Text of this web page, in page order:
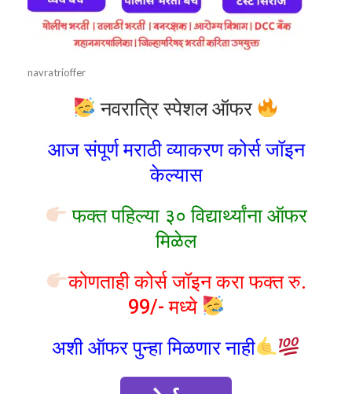
navratrioffer
नवरात्रि स्पेशल ऑफर
आज संपूर्ण मराठी व्याकरण कोर्स जॉइन
केल्यास
फक्त पहिल्या ३० विद्यार्थ्यांना ऑफर
मिळेल
कोणताही कोर्स जॉइन करा फक्त रु.
99/- मध्ये
अशी ऑफर पुन्हा मिळणार नाही